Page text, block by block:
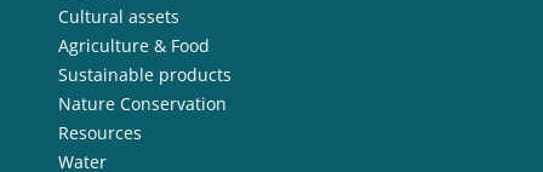
Cultural assets
Agriculture & Food
Sustainable products
Nature Conservation
Resources
Water